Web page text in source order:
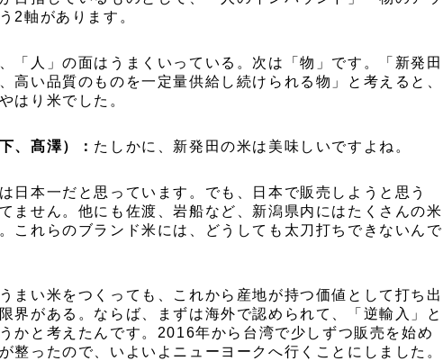
2軸があります。
「人」の面はうまくいっている。次は「物」です。「新発田
高い品質のものを一定量供給し続けられる物」と考えると、
はり米でした。
、髙澤）： たしかに、新発田の米は美味しいですよね。
日本一だと思っています。でも、日本で販売しようと思う
ません。他にも佐渡、岩船など、新潟県内にはたくさんの米
これらのブランド米には、どうしても太刀打ちできないんで
まい米をつくっても、これから産地が持つ価値として打ち出
界がある。ならば、まずは海外で認められて、「逆輸入」と
かと考えたんです。2016年から台湾で少しずつ販売を始め
整ったので、いよいよニューヨークへ行くことにしました。